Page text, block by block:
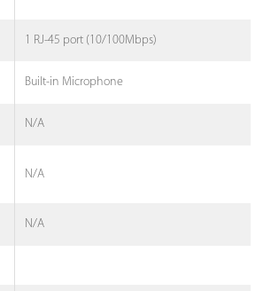
1 RJ-45 port (10/100Mbps)
Built-in Microphone
N/A
N/A
N/A